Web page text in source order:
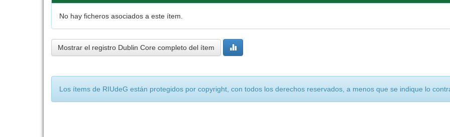
No hay ficheros asociados a este ítem.
Mostrar el registro Dublin Core completo del ítem
Los ítems de RIUdeG están protegidos por copyright, con todos los derechos reservados, a menos que se indique lo